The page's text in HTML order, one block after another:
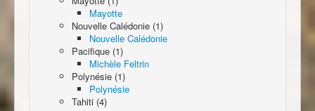
Mayotte
Nouvelle Calédonie (1)
Nouvelle Calédonie
Pacifique (1)
Michèle Feltrin
Polynésie (1)
Polynésie
Tahiti (4)